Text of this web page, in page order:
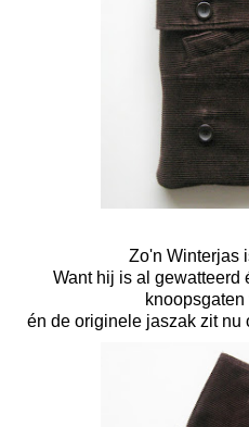
Zo'n Winterjas
Want hij is al gewatteerd
én de originele jaszak zit nu